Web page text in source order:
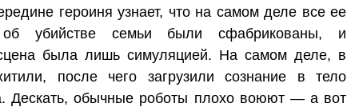
героиня узнает, что на самом деле все ее
об убийстве семьи были сфабрикованы, и
сцена была лишь симуляцией. На самом деле, в
после чего загрузили сознание в тело
Дескать, обычные роботы плохо воюют — а вот